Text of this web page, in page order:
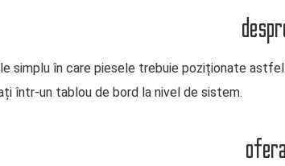
simplu în care piesele trebuie poziționate
într-un tablou de bord la nivel de sistem.